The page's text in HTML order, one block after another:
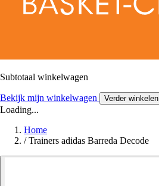
Subtotaal winkelwagen
Bekijk mijn winkelwagen Verder winkelen
Loading...
Home
/ Trainers adidas Barreda Decode